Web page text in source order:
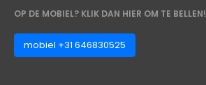
OP DE MOBIEL? KLIK DAN HIER OM TE BELLEN!
mobiel +31 646830525